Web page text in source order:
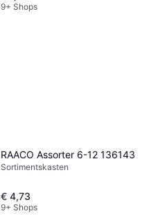
9+ Shops
RAACO Assorter 6-12 136143
Sortimentskasten
€ 4,73
9+ Shops